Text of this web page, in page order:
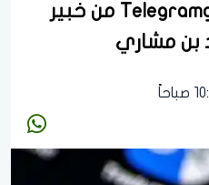
المراسلة WhatsApp وTelegram من خبير
بن مشاري